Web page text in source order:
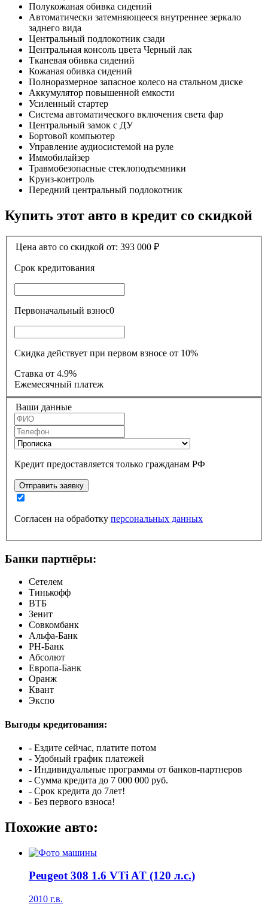
Полукожаная обивка сидений
Автоматически затемняющееся внутреннее зеркало
заднего вида
Центральный подлокотник сзади
Центральная консоль цвета Черный лак
Тканевая обивка сидений
Кожаная обивка сидений
Полноразмерное запасное колесо на стальном диске
Аккумулятор повышенной емкости
Усиленный стартер
Система автоматического включения света фар
Центральный замок с ДУ
Бортовой компьютер
Управление аудиосистемой на руле
Иммобилайзер
Травмобезопасные стеклоподъемники
Круиз-контроль
Передний центральный подлокотник
Купить этот авто в кредит со скидкой
Цена авто со скидкой от: 393 000 ₽
Срок кредитования
Первоначальный взнос0
Скидка действует при первом взносе от 10%
Ставка
от 4.9%
Ежемесячный платеж
Ваши данные
Кредит предоставляется только гражданам РФ
Отправить заявку
Согласен на обработку персональных данных
Банки партнёры:
Сетелем
Тинькофф
ВТБ
Зенит
Совкомбанк
Альфа-Банк
РН-Банк
Абсолют
Европа-Банк
Оранж
Квант
Экспо
Выгоды кредитования:
- Ездите сейчас, платите потом
- Удобный график платежей
- Индивидуальные программы от банков-партнеров
- Сумма кредита до 7 000 000 руб.
- Срок кредита до 7лет!
- Без первого взноса!
Похожие авто:
Peugeot 308 1.6 VTi AT (120 л.с.)
2010 г.в.